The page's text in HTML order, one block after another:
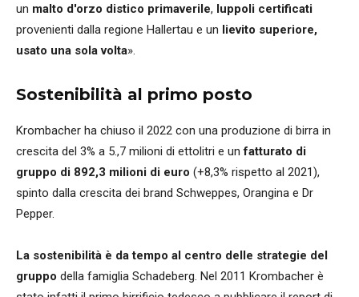
un malto d'orzo distico primaverile, luppoli certificati
provenienti dalla regione Hallertau e un lievito superiore,
usato una sola volta».
Sostenibilità al primo posto
Krombacher ha chiuso il 2022 con una produzione di birra in
crescita del 3% a 5.,7 milioni di ettolitri e unfatturato di
gruppo di 892,3 milioni di euro (+8,3% rispetto al 2021),
spinto dalla crescita dei brand Schweppes, Orangina e Dr
Pepper.
La sostenibilità è da tempo al centro delle strategie del
gruppo della famiglia Schadeberg. Nel 2011 Krombacher è